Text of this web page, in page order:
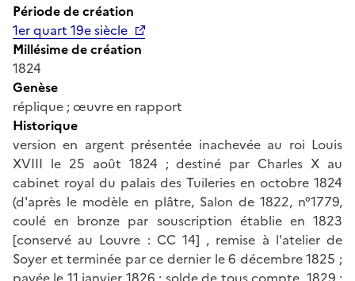
Période de création
1er quart 19e siècle
Millésime de création
1824
Genèse
réplique ; œuvre en rapport
Historique
version en argent présentée inachevée au roi Louis
XVIII le 25 août 1824 ; destiné par Charles X au
cabinet royal du palais des Tuileries en octobre 1824
(d'après le modèle en plâtre, Salon de 1822, n°1779,
coulé en bronze par souscription établie en 1823
[conservé au Louvre : CC 14] , remise à l'atelier de
Soyer et terminée par ce dernier le 6 décembre 1825 ;